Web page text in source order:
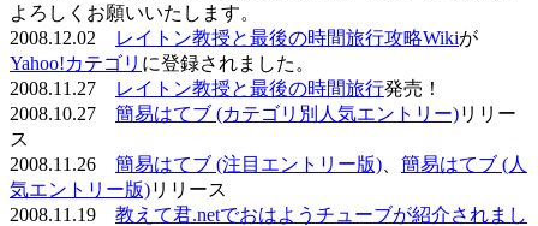
よろしくお願いいたします。
2008.12.02
レイトン教授と最後の時間旅行攻略Wikiが
Yahoo!カテゴリ に登録されました。
2008.11.27
レイトン教授と最後の時間旅行発売！
2008.10.27 簡易はてブ (カテゴリ別人気エントリー)リリー
ス
2008.11.26 簡易はてブ (注目エントリー版)
簡易はてブ (人
気エントリー版)リリース
2008.11.19 教えて君.netでおはようチューブが紹介されまし